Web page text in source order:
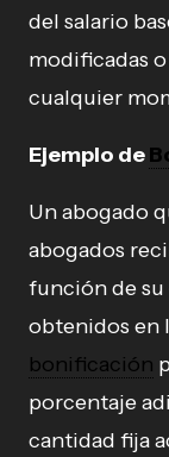
del salario
modificadas
cualquier
Ejemplo de
Un abogado
abogados
función de su
obtenidos en
bonificación
porcentaje
cantidad fija